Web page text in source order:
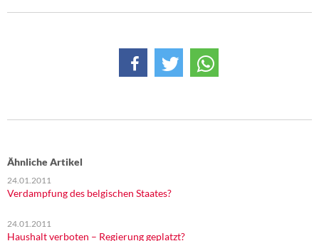
Institut Solidarische Moderne
Rosa-Luxemburg-Stiftung
Ähnliche Artikel
24.01.2011
Verdampfung des belgischen Staates?
24.01.2011
Haushalt verboten – Regierung geplatzt?